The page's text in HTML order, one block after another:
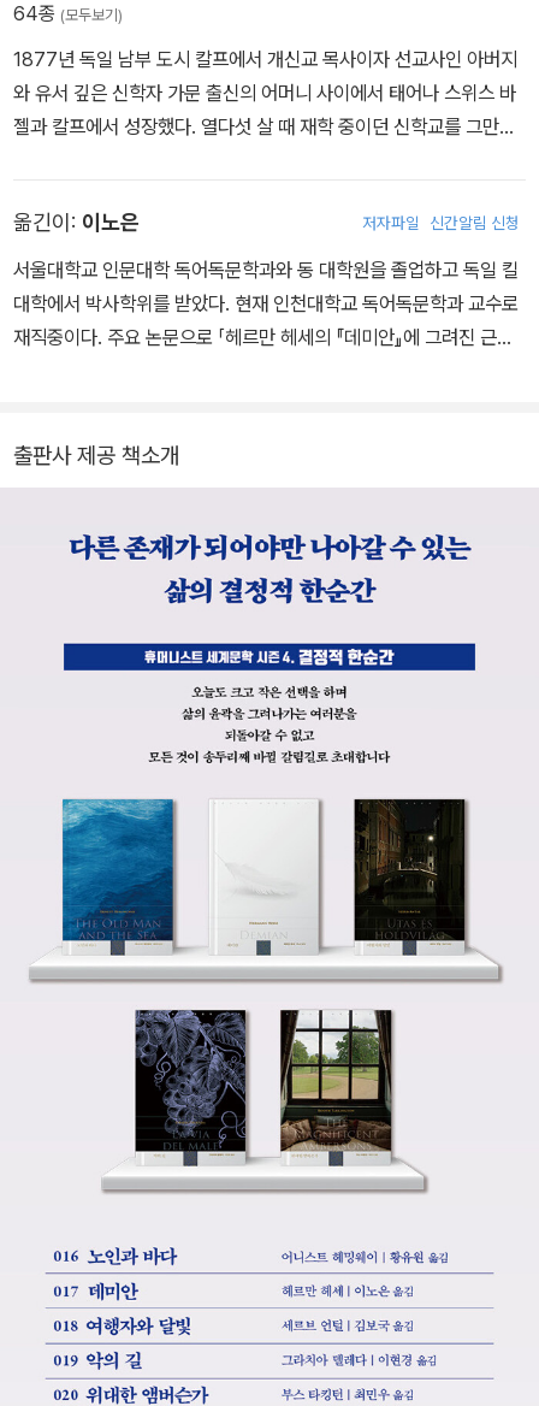
64종 (모두보기)
1877년 독일 남부 도시 칼프에서 개신교 목사이자 선교사인 아버지
와 유서 깊은 신학자 가문 출신의 어머니 사이에서 태어나 스위스 바
젤과 칼프에서 성장했다. 열다섯 살 때 재학 중이던 신학교를 그만두
원해 신경쇠약 치료를 받았다. 퇴원 후 인문계 중등학교인 김나지움
을 다니다 다시 학업을 중단했고, 시계 공장과 서점 등에서 수습사원
으로 일하며 글쓰기에 전념했다. 1899년 첫 시집 『낭만적인 노래』와
첫 산문집 『자정 너머 한 시간』을 발표하면서 작가로 활동하기 시작
에게 작가로서의 확신을 심어주었다. 이 책으로 독일 문학계에 이름
유명 작가로 발돋움했고, 『수레바퀴 아래서』, 『크눌프』, 『청춘은 아름
다워』 등을 발표하며 입지를 탄탄하게 다졌다. 1914년 1차 세계대전
이 발발했을 때 ‘독일포로구호’에서 일하며 전쟁포로들과 억류자들을
쟁의 비인간성을 규탄했다. 이런 활동들로 인해 그의 작품들은 독일
내에서 불온서적으로 낙인찍히기도 했다. 전쟁 기간 당시 정신적 어
려움을 겪다 카를 구스타프 융에게 심리치료를 받았으며, 종전 뒤인 1
919년에 ‘에밀 싱클레어’라는 필명으로 『데미안』을 발표했다. 이 작
품은 젊은 독자들에게 커다란 반향을 불러일으켰고 작품성 역시 인정
받아 베를린시에서 주관하는 폰타네상을 수상했다. 이후 『싯다르타』,
『나르치스와 골드문트』, 『황야의 이리』, 『유리알 유희』 등 여러 작품
으로 수많은 독자들을 매료시켰다. 그러나 군국주의와 국가주의에 비
판적이고 나치를 경계한다는 이유로 그의 입지는 점점 좁아졌고, 나
치 집권 이후에는 독일 내에서 작품의 제작과 판매가 어려워졌다. 종
전 뒤인 1946년부터 독일에서 다시 헤세의 작품이 출간되기 시작했
고, 같은 해 노벨 문학상과 괴테상을 수상했다. 1950년 브라운슈바
이크시에서 주관하는 빌헬름 라베 상을, 1955년 서독출판협회에서
주관하는 평화상을 수상했다. 1962년 스위스 몬타뇰라에서 세상을
옮긴이: 이노은 저자파일 신간알림 신청
서울대학교 인문대학 독어독문학과와 동 대학원을 졸업하고 독일 킬
대학에서 박사학위를 받았다. 현재 인천대학교 독어독문학과 교수로
재직중이다. 주요 논문으로 「헤르만 헤세의 『데미안』에 그려진 근대
니의 연인』, 『아버지의 책』, 『현혹』 등이 있고, 지은 책으로는 『머릿속
출판사 제공 책소개